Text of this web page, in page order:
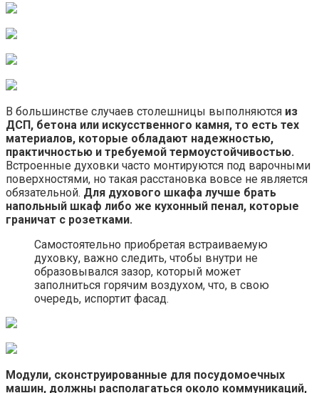
В большинстве случаев столешницы выполняются из
ДСП, бетона или искусственного камня, то есть тех
материалов, которые обладают надежностью,
практичностью и требуемой термоустойчивостью.
Встроенные духовки часто монтируются под варочными
поверхностями, но такая расстановка вовсе не является
обязательной. Для духового шкафа лучше брать
напольный шкаф либо же кухонный пенал, которые
граничат с розетками.
Самостоятельно приобретая встраиваемую
духовку, важно следить, чтобы внутри не
образовывался зазор, который может
заполниться горячим воздухом, что, в свою
очередь, испортит фасад.
Модули, сконструированные для посудомоечных
машин, должны располагаться около коммуникаций,